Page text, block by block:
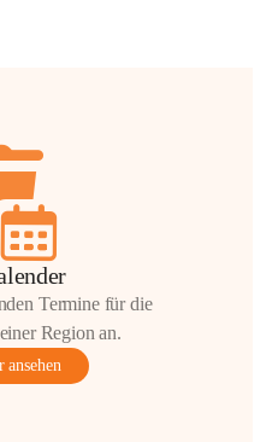
Termine für die
Region an.
ansehen